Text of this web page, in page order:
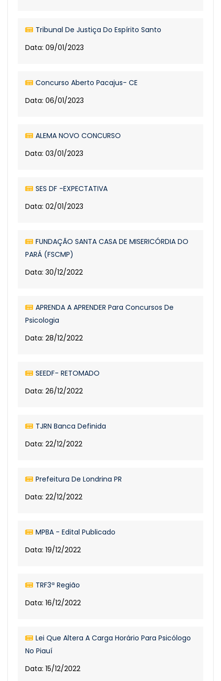
Tribunal De Justiça Do Espírito Santo
Data: 09/01/2023
Concurso Aberto Pacajus- CE
Data: 06/01/2023
ALEMA NOVO CONCURSO
Data: 03/01/2023
SES DF -EXPECTATIVA
Data: 02/01/2023
FUNDAÇÃO SANTA CASA DE MISERICÓRDIA DO
PARÁ (FSCMP)
Data: 30/12/2022
APRENDA A APRENDER Para Concursos De
Psicologia
Data: 28/12/2022
SEEDF- RETOMADO
Data: 26/12/2022
TJRN Banca Definida
Data: 22/12/2022
Prefeitura De Londrina PR
Data: 22/12/2022
MPBA - Edital Publicado
Data: 19/12/2022
TRF3ª Região
Data: 16/12/2022
Lei Que Altera A Carga Horário Para Psicólogo
No Piauí
Data: 15/12/2022